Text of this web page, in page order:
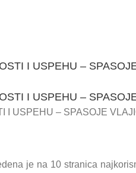
I USPEHU –
I USPEHU –
I USPEHU – SPASOJE
je na 10 stranica